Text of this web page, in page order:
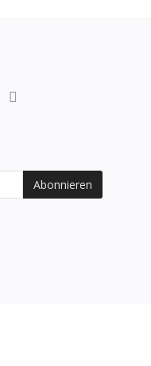
Abonnieren